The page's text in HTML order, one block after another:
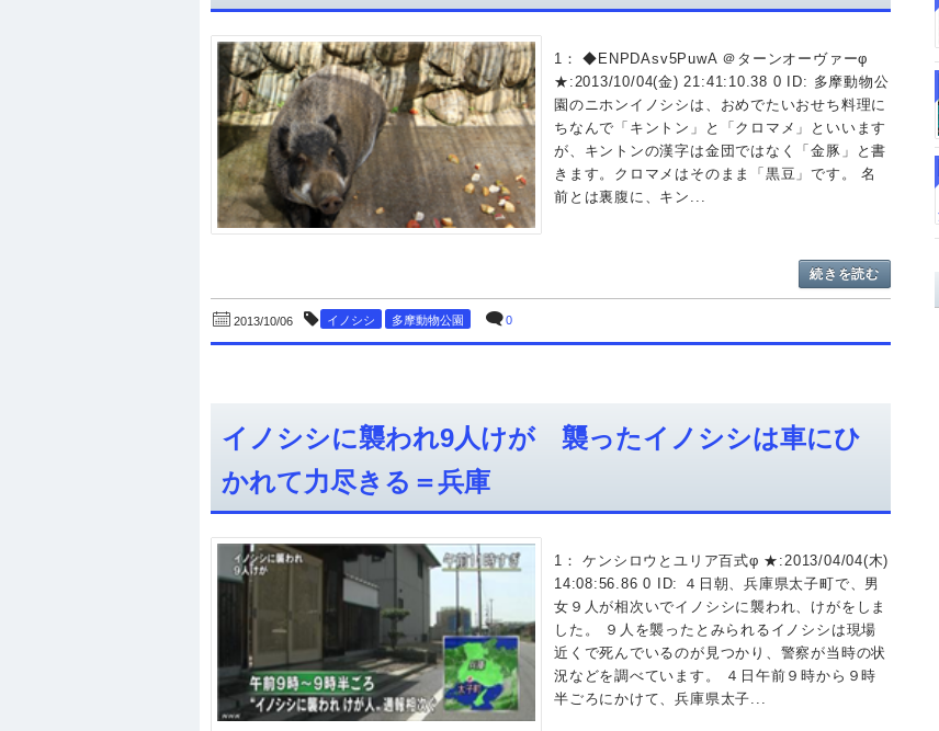
1： ◆ENPDAsv5PuwA ＠ターンオーヴァーφ
★:2013/10/04(金) 21:41:10.38 0 ID: 多摩動物公
園のニホンイノシシは、おめでたいおせち料理に
ちなんで「キントン」と「クロマメ」といいます
が、キントンの漢字は金団ではなく「金豚」と書
きます。クロマメはそのまま「黒豆」です。 名
前とは裏腹に、キン...
続きを読む
2013/10/06 イノシシ 多摩動物公園 0
イノシシに襲われ9人けが 襲ったイノシシは車にひ
かれて力尽きる＝兵庫
1： ケンシロウとユリア百式φ ★:2013/04/04(木)
14:08:56.86 0 ID: ４日朝、兵庫県太子町で、男
女９人が相次いでイノシシに襲われ、けがをしま
した。 ９人を襲ったとみられるイノシシは現場
近くで死んでいるのが見つかり、警察が当時の状
況などを調べています。 ４日午前９時から９時
半ごろにかけて、兵庫県太子...